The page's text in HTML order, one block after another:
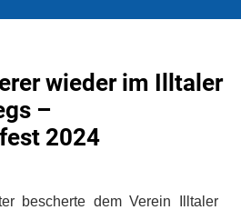
wieder im Illtaler
–
2024
bescherte dem Verein Illtaler